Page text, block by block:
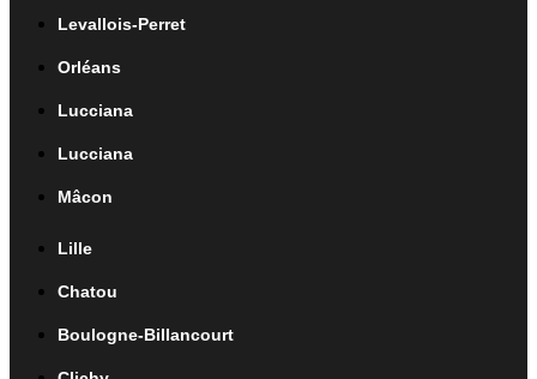
Levallois-Perret
Orléans
Lucciana
Lucciana
Mâcon
Lille
Chatou
Boulogne-Billancourt